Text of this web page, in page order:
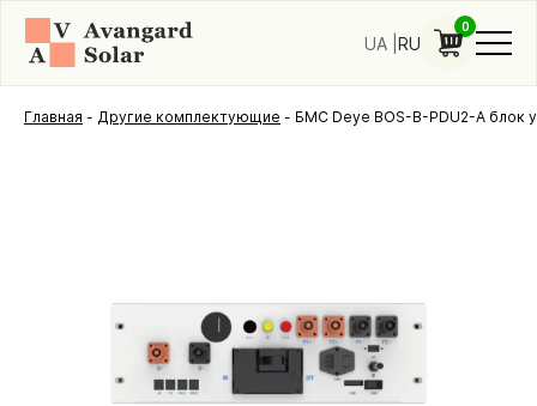
UA RU
0
Главная - Другие комплектующие - БМС Deye BOS-B-PDU2-A блок